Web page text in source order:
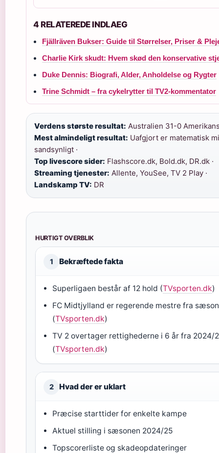
4 RELATEREDE INDLAEG
Fjällräven Bukser: Guide til Størrelser, Priser &
Charlie Kirk skudt: Hvem skød den konservative
Duke Dennis: Biografi, Alder, Anholdelse og Rygter
Trine Schmidt – fra cykelrytter til TV2-kommentator
Verdens største resultat: Australien 31-0
Mest almindeligt resultat: Uafgjort er matematisk
sandsynligt ·
Top livescore sider: Flashscore.dk, Bold.dk, DR.dk ·
Streaming tjenester: Allente, YouSee, TV 2 Play ·
Landskamp TV: DR
HURTIGT OVERBLIK
1 Bekræftede fakta
Superligaen består af 12 hold (TVsporten.dk)
FC Midtjylland er regerende mestre fra
(TVsporten.dk)
TV 2 overtager rettighederne i 6 år fra 2024/
(TVsporten.dk)
2 Hvad der er uklart
Præcise starttider for enkelte kampe
Aktuel stilling i sæsonen 2024/25
Topscorerliste og skadeopdateringer